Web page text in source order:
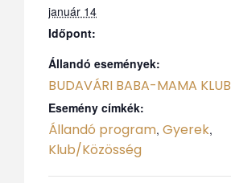
január 14
Időpont:
Állandó események:
BUDAVÁRI BABA-MAMA KLUB
Esemény címkék:
Állandó program, Gyerek,
Klub/Közösség